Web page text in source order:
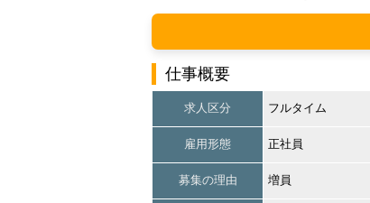
仕事概要
求人区分 フルタイム
雇用形態 正社員
募集の理由 増員